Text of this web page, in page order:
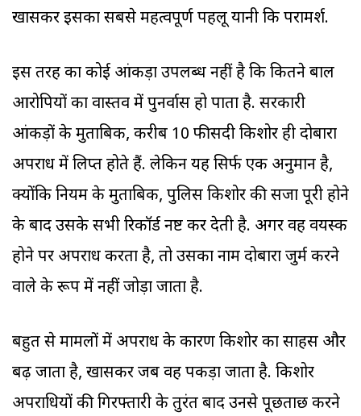
खासकर इसका सबसे महत्वपूर्ण पहलू यानी कि परामर्श.
इस तरह का कोई आंकड़ा उपलब्ध नहीं है कि कितने बाल
आरोपियों का वास्तव में पुनर्वास हो पाता है. सरकारी
आंकड़ों के मुताबिक, करीब 10 फीसदी किशोर ही दोबारा
अपराध में लिप्त होते हैं. लेकिन यह सिर्फ एक अनुमान है,
क्योंकि नियम के मुताबिक, पुलिस किशोर की सजा पूरी होने
के बाद उसके सभी रिकॉर्ड नष्ट कर देती है. अगर वह वयस्क
होने पर अपराध करता है, तो उसका नाम दोबारा जुर्म करने
वाले के रूप में नहीं जोड़ा जाता है.
बहुत से मामलों में अपराध के कारण किशोर का साहस और
बढ़ जाता है, खासकर जब वह पकड़ा जाता है. किशोर
अपराधियों की गिरफ्तारी के तुरंत बाद उनसे पूछताछ करने